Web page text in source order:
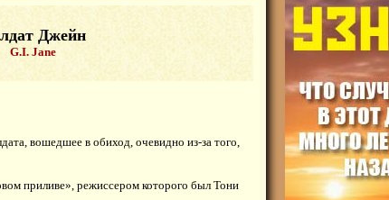
Джейн
G.I. Jane
вошедшее в обиход, очевидно из-за того,
приливе», режиссером которого был Тони